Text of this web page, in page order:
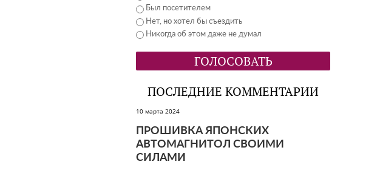
Был посетителем
Нет, но хотел бы съездить
Никогда об этом даже не думал
ПОСЛЕДНИЕ КОММЕНТАРИИ
10 марта 2024
ПРОШИВКА ЯПОНСКИХ
АВТОМАГНИТОЛ СВОИМИ
СИЛАМИ